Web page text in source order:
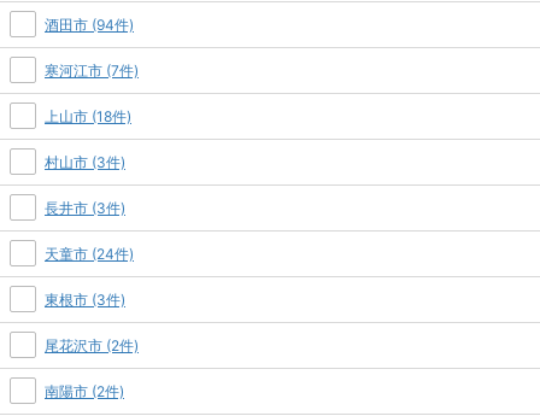
酒田市 (94件)
寒河江市 (7件)
上山市 (18件)
村山市 (3件)
長井市 (3件)
天童市 (24件)
東根市 (3件)
尾花沢市 (2件)
南陽市 (2件)